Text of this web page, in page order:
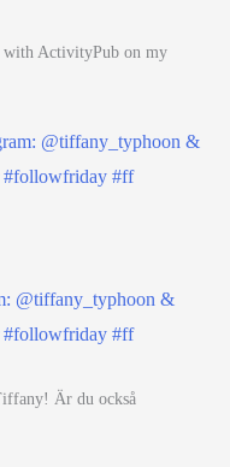
with ActivityPub on my
@tiffany_typhoon &
#followfriday #ff
@tiffany_typhoon &
#followfriday #ff
Är du också